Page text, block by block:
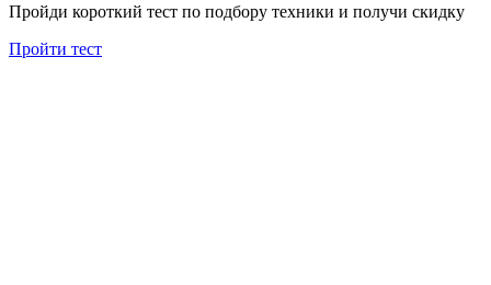
Пройди короткий тест по подбору техники и получи скидку
Пройти тест